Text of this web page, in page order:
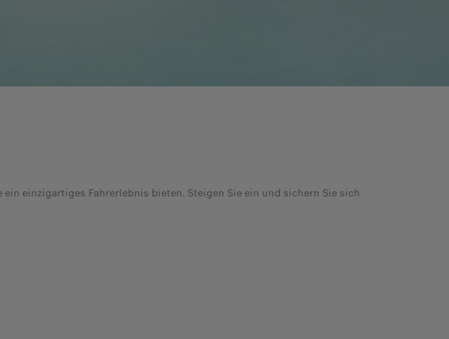
einzigartiges Fahrerlebnis bieten. Steigen Sie ein und sichern Sie sich